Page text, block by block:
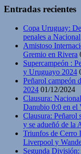
Entradas recientes
Copa Uruguay:
penales a Nacional
Amistoso
Gremio en Rivera
Supercampeón :
y Uruguayo 2024
Peñarol campeón
2024 01/12/2024
Clausura:
Danubio 0:0 en el
Clausura: Peñarol
y se adueñó de la
Triunfos de Cerro
Liverpool y
Segunda